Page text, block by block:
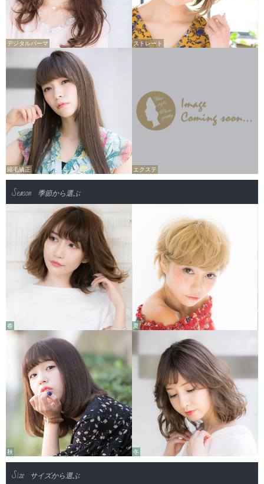
デジタルパーマ ストレート
縮毛矯正 エクステ
Season 季節から選ぶ
春 夏
秋 冬
Size サイズから選ぶ